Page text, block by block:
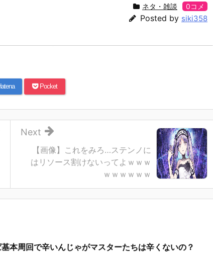
ネタ・雑談 0コメ
Posted by siki358
Pocket
【画像】これをみろ…ステンノに
はリソース割けないってよｗｗｗ
ｗｗｗｗｗｗ
Next
本周回で辛いんじゃがマスターたちは辛くないの？